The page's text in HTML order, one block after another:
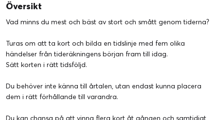
Översikt
Vad minns du mest och bäst av stort och smått genom tiderna?
Turas om att ta kort och bilda en tidslinje med fem olika
händelser från tideräkningens början fram till idag.
Sätt korten i rätt tidsföljd.
Du behöver inte känna till årtalen, utan endast kunna placera
dem i rätt förhållande till varandra.